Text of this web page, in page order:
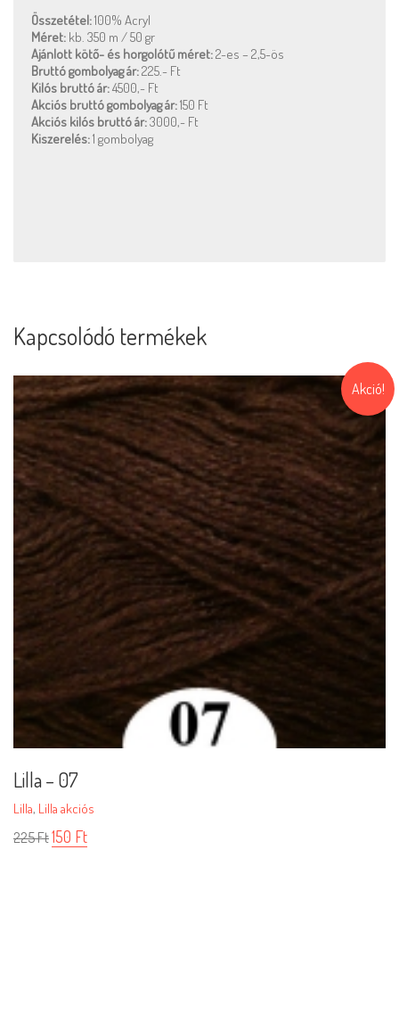
Összetétel:100% Acryl
Méret: kb. 350 m / 50 gr
Ajánlott kötő- és horgolótű méret:2-es – 2,5-ös
Bruttó gombolyag ár:225.- Ft
Kilós bruttó ár:4500,- Ft
Akciós bruttó gombolyag ár:150 Ft
Akciós kilós bruttó ár:3000,- Ft
Kiszerelés:1 gombolyag
Kapcsolódó termékek
Akció!
Lilla – 07
Lilla, Lilla akciós
225Ft150 Ft